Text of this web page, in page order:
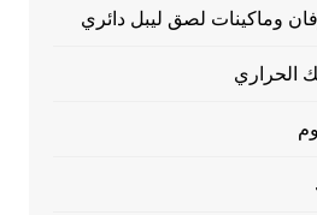
وماكينات لصق ليبل دائري
الحراري